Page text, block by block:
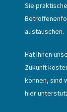
Sie
austauschen.
Hat Ihnen
Zukunft
können, sind
hier